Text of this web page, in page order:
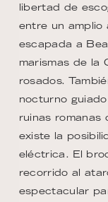
libertad de
entre un amplio
escapada a
marismas de la
rosados.
nocturno
ruinas romanas
existe la
eléctrica. El
recorrido al
espectacular